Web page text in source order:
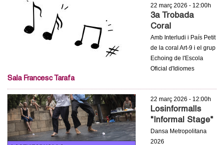
22 març 2026 - 12:00h
3a Trobada
Coral
Amb Interludi i País Petit
de la coral Art-9 i el grup
Echoing de l'Escola
Oficial d'Idiomes
Sala Francesc Tarafa
22 març 2026 - 12:00h
Losinformalls
"Informal Stage"
Dansa Metropolitana
2026